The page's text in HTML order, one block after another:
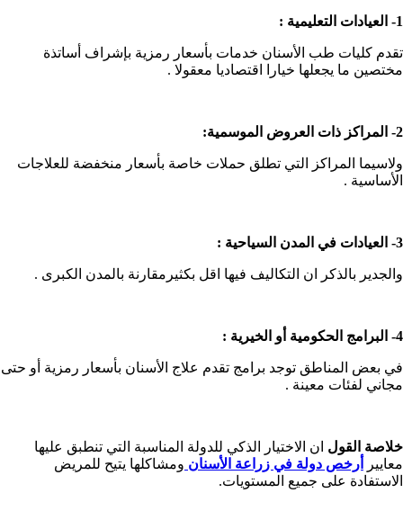
1- العيادات التعليمية :
تقدم كليات طب الأسنان خدمات بأسعار رمزية بإشراف أساتذة
مختصين ما يجعلها خيارا اقتصاديا معقولا .
2- المراكز ذات العروض الموسمية:
ولاسيما المراكز التي تطلق حملات خاصة بأسعار منخفضة للعلاجات
الأساسية .
3- العيادات في المدن السياحية :
والجدير بالذكر ان التكاليف فيها اقل بكثيرمقارنة بالمدن الكبرى .
4- البرامج الحكومية أو الخيرية :
في بعض المناطق توجد برامج تقدم علاج الأسنان بأسعار رمزية أو حتى
مجاني لفئات معينة .
خلاصة القول ان الاختيار الذكي للدولة المناسبة التي تنطبق عليها
معايير
أرخص دولة في زراعة الأسنان ومشاكلها يتيح للمريض
الاستفادة على جميع المستويات.